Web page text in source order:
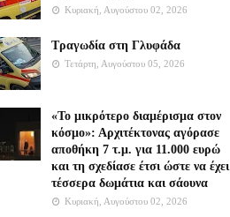
Κυριακή, Αυγούστου 02, 2026
Τραγωδία στη Γλυφάδα
Τετάρτη, Αυγούστου 05, 2026
«Το μικρότερο διαμέρισμα στον
κόσμο»: Αρχιτέκτονας αγόρασε
αποθήκη 7 τ.μ. για 11.000 ευρώ
και τη σχεδίασε έτσι ώστε να έχει
τέσσερα δωμάτια και σάουνα
Κυριακή, Αυγούστου 02, 2026